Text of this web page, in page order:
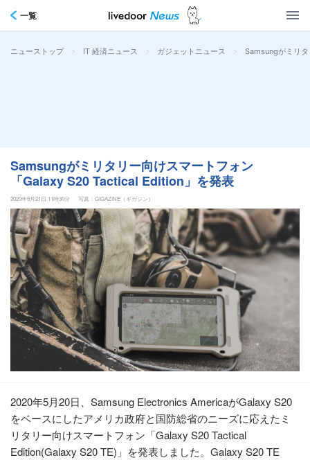
一覧
ニューストップ > IT 経済ニュース > ガジェットニュース > Samsungがミリ
Samsungがミリタリー向けスマートフォン
「Galaxy S20 Tactical Edition」を発表
2020年5月21日 11時30分 写真：GIGAZINE（ギガジン）
2020年5月20日、Samsung Electronics AmericaがGalaxy S20
をベースにしたアメリカ政府と国防総省のニーズに応えたミ
リタリー向けスマートフォン「Galaxy S20 Tactical
Edition(Galaxy S20 TE)」を発表しました。Galaxy S20 TE